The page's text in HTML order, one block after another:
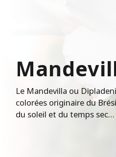
Le Mandevilla ou
colorées originaire du
du soleil et du temps sec…